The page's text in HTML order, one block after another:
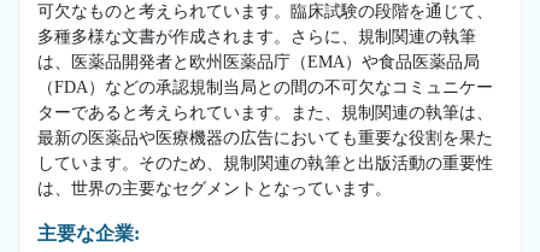
可欠なものと考えられています。臨床試験の段階を通じて、
多種多様な文書が作成されます。さらに、規制関連の執筆
は、医薬品開発者と欧州医薬品庁（EMA）や食品医薬品局
（FDA）などの承認規制当局との間の不可欠なコミュニケー
ターであると考えられています。また、規制関連の執筆は、
最新の医薬品や医療機器の広告においても重要な役割を果た
しています。そのため、規制関連の執筆と出版活動の重要性
は、世界の主要なセグメントとなっています。
主要な企業: